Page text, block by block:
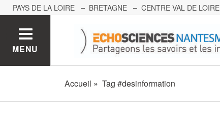
PAYS DE LA LOIRE BRETAGNE CENTRE VAL DE LOIRE
MENU
Accueil Tag #desinformation